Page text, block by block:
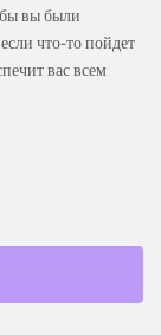
вы были
что-то пойдет
вас всем